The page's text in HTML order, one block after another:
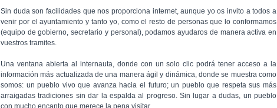
Sin duda son facilidades que nos proporciona internet, aunque yo os invito a todos a
venir por el ayuntamiento y tanto yo, como el resto de personas que lo conformamos
(equipo de gobierno, secretario y personal), podamos ayudaros de manera activa en
vuestros tramites.
Una ventana abierta al internauta, donde con un solo clic podrá tener acceso a la
información más actualizada de una manera ágil y dinámica, donde se muestra como
somos: un pueblo vivo que avanza hacia el futuro; un pueblo que respeta sus más
arraigadas tradiciones sin dar la espalda al progreso. Sin lugar a dudas, un pueblo
con mucho encanto que merece la pena visitar.